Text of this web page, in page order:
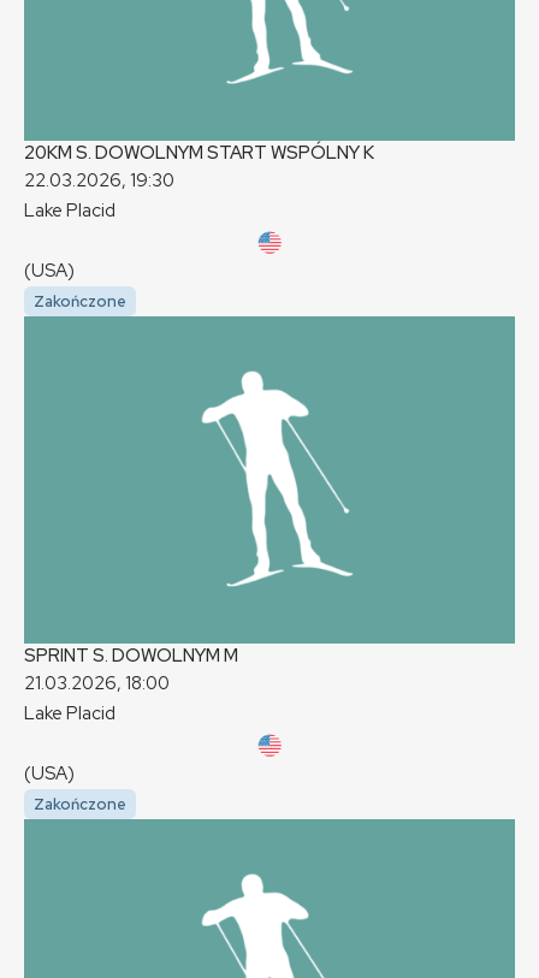
20KM S. DOWOLNYM START WSPÓLNYK
22.03.2026, 19:30
Lake Placid
(USA)
Zakończone
SPRINT S. DOWOLNYM M
21.03.2026, 18:00
Lake Placid
(USA)
Zakończone